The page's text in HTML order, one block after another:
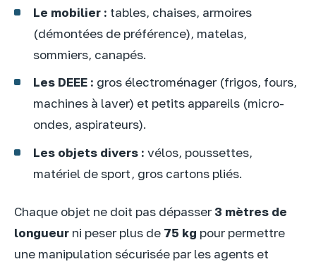
Le mobilier : tables, chaises, armoires
(démontées de préférence), matelas,
sommiers, canapés.
Les DEEE : gros électroménager (frigos, fours,
machines à laver) et petits appareils (micro-
ondes, aspirateurs).
Les objets divers : vélos, poussettes,
matériel de sport, gros cartons pliés.
Chaque objet ne doit pas dépasser3 mètres de
longueur ni peser plus de 75 kg pour permettre
une manipulation sécurisée par les agents et